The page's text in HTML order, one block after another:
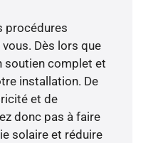
procédures
Dès lors que
soutien complet et
installation. De
et de
donc pas à faire
solaire et réduire